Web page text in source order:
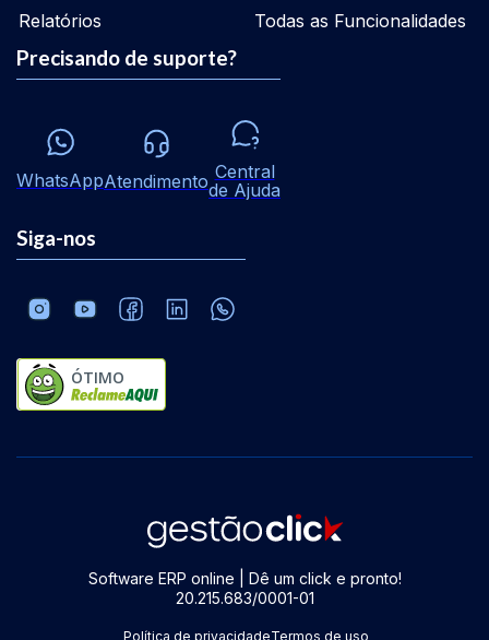
Relatórios
Todas as Funcionalidades
Precisando de suporte?
WhatsAppAtendimento Central
de Ajuda
Siga-nos
ÓTIMO
Software ERP online | Dê um click e pronto!
20.215.683/0001-01
Política de privacidadeTermos de uso